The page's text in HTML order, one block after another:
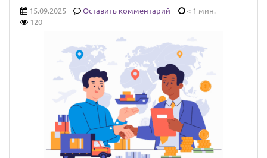
15.09.2025 Оставить комментарий
< 1 мин.
120